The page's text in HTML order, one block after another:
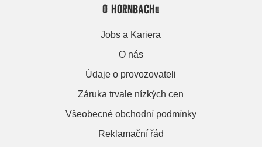
O HORNBACHu
Jobs a Kariera
O nás
Údaje o provozovateli
Záruka trvale nízkých cen
Všeobecné obchodní podmínky
Reklamační řád